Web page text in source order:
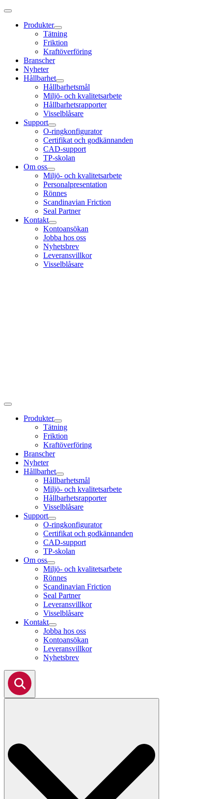
Produkter
Tätning
Friktion
Kraftöverföring
Branscher
Nyheter
Hållbarhet
Hållbarhetsmål
Miljö- och kvalitetsarbete
Hållbarhetsrapporter
Visselblåsare
Support
O-ringkonfigurator
Certifikat och godkännanden
CAD-support
TP-skolan
Om oss
Miljö- och kvalitetsarbete
Personalpresentation
Rönnes
Scandinavian Friction
Seal Partner
Kontakt
Kontoansökan
Jobba hos oss
Nyhetsbrev
Leveransvillkor
Visselblåsare
Produkter
Tätning
Friktion
Kraftöverföring
Branscher
Nyheter
Hållbarhet
Hållbarhetsmål
Miljö- och kvalitetsarbete
Hållbarhetsrapporter
Visselblåsare
Support
O-ringkonfigurator
Certifikat och godkännanden
CAD-support
TP-skolan
Om oss
Miljö- och kvalitetsarbete
Rönnes
Scandinavian Friction
Seal Partner
Leveransvillkor
Visselblåsare
Kontakt
Jobba hos oss
Kontoansökan
Leveransvillkor
Nyhetsbrev
Search